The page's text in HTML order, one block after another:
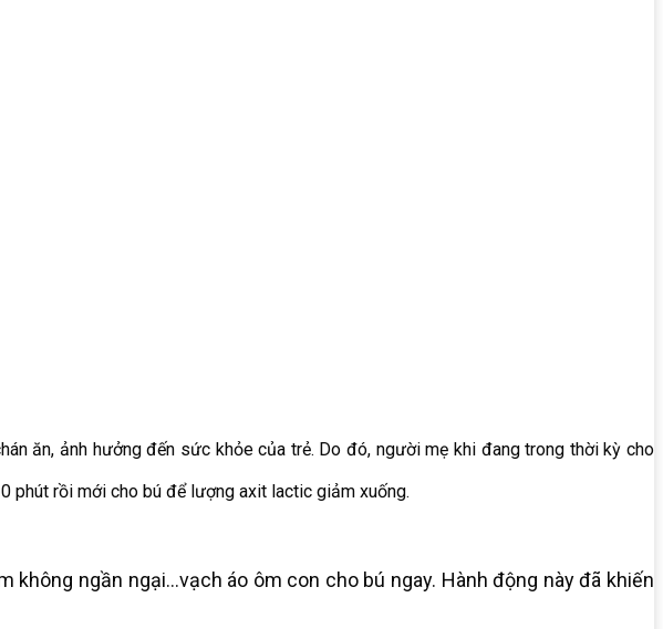
ăn, ảnh hưởng đến sức khỏe của trẻ. Do đó, người mẹ khi đang trong thời kỳ cho
phút rồi mới cho bú để lượng axit lactic giảm xuống.
ngần ngại…vạch áo ôm con cho bú ngay. Hành động này đã khiến